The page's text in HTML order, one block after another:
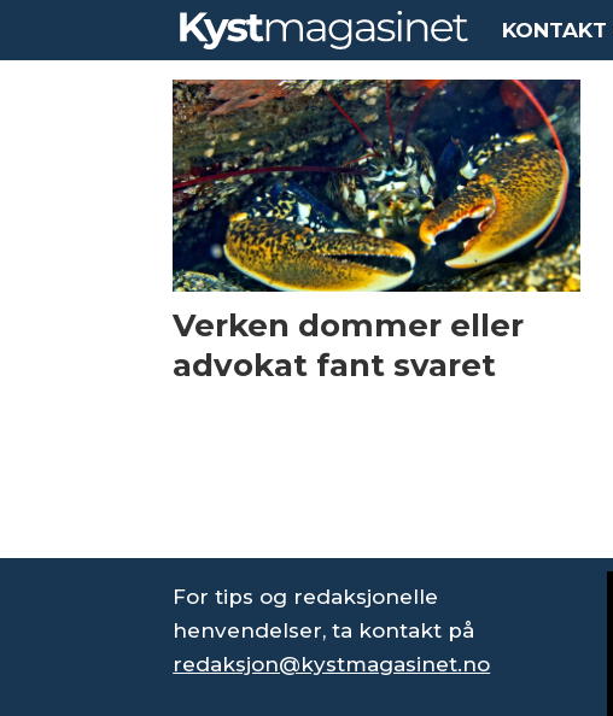
KONTAKT
fiskeridirktoratet
Verken dommer eller
advokat fant svaret
For tips og redaksjonelle
henvendelser, ta kontakt på
redaksjon@kystmagasinet.no